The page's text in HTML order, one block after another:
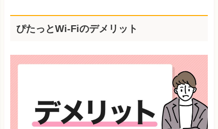
ぴたっとWi-Fiのデメリット